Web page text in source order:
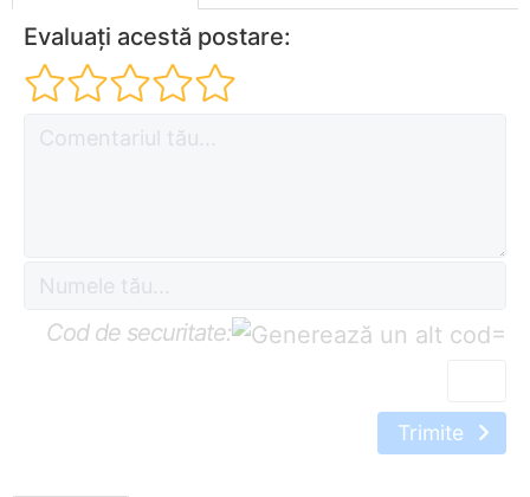
Evaluați acestă postare:
Cod de securitate: =
Trimite